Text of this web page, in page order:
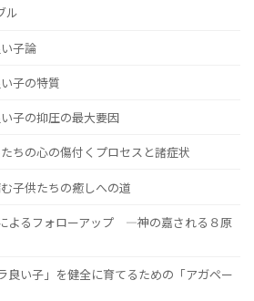
ル
子論
子の特質
子の抑圧の最大要因
ちの心の傷付くプロセスと諸症状
子供たちの癒しへの道
よるフォローアップ ―神の嘉される８原
い子」を健全に育てるための「アガペー